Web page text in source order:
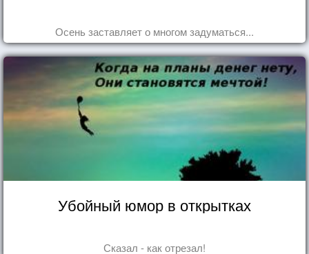
Осень заставляет о многом задуматься...
Убойный юмор в открытках
Сказал - как отрезал!